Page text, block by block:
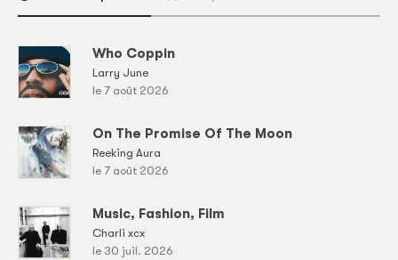
Who Coppin
Larry June
le 7 août 2026
On The Promise Of The Moon
Reeking Aura
le 7 août 2026
Music, Fashion, Film
Charli xcx
le 30 juil. 2026